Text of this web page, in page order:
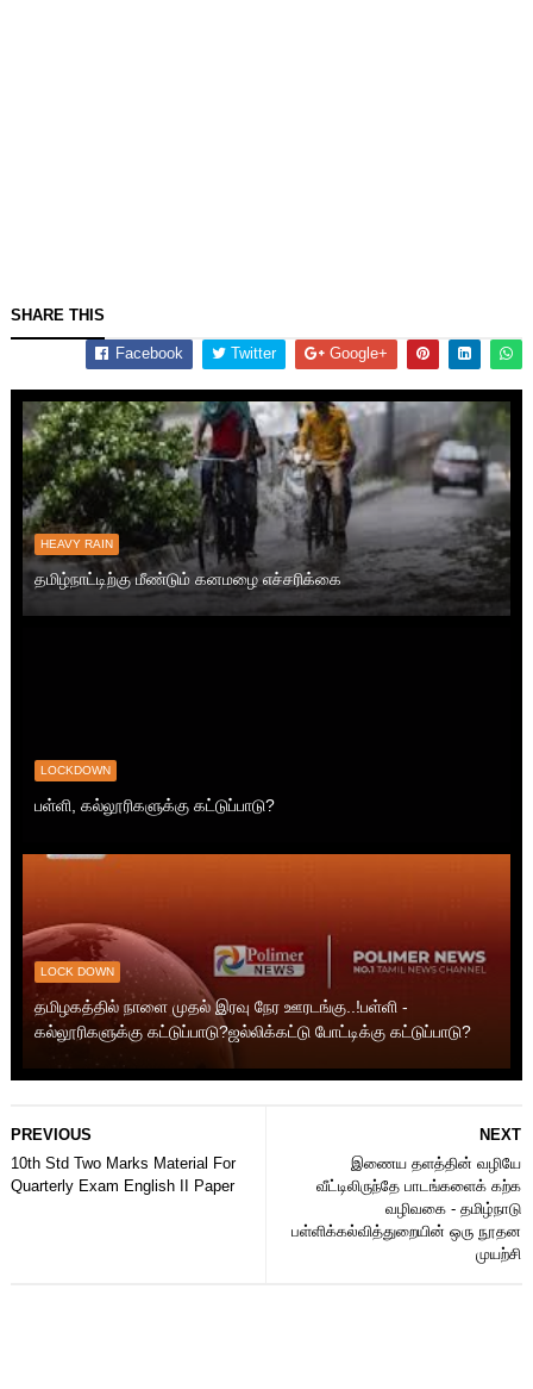
SHARE THIS
Facebook Twitter Google+
HEAVY RAIN
தமிழ்நாட்டிற்கு மீண்டும் கனமழை எச்சரிக்கை
LOCKDOWN
பள்ளி, கல்லூரிகளுக்கு கட்டுப்பாடு?
LOCK DOWN
தமிழகத்தில் நாளை முதல் இரவு நேர ஊரடங்கு..!பள்ளி -
கல்லூரிகளுக்கு கட்டுப்பாடு?ஜல்லிக்கட்டு போட்டிக்கு கட்டுப்பாடு?
NEXT
இணைய தளத்தின் வழியே
வீட்டிலிருந்தே பாடங்களைக் கற்க
வழிவகை - தமிழ்நாடு
பள்ளிக்கல்வித்துறையின் ஒரு நூதன
முயற்சி
PREVIOUS
10th Std Two Marks Material For
Quarterly Exam English II Paper